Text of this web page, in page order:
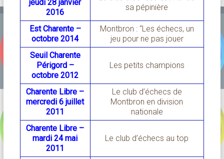
jeudi 28 janvier
2016
sa pépinière
Est Charente –
octobre 2014
Montbron : “Les échecs, un
jeu pour ne pas jouer
Seuil Charente
Périgord –
octobre 2012
Les petits champions
Charente Libre –
mercredi 6 juillet
2011
Le club d’échecs de
Montbron en division
nationale
Charente Libre –
mardi 24 mai
2011
Le club d’échecs au top